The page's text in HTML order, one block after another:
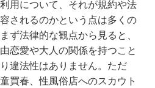
用について、それが規約や法
されるのかという点は多くの
ず法律的な観点から見ると、
恋愛や大人の関係を持つこと
違法性はありません。ただ
買春、性風俗店へのスカウト